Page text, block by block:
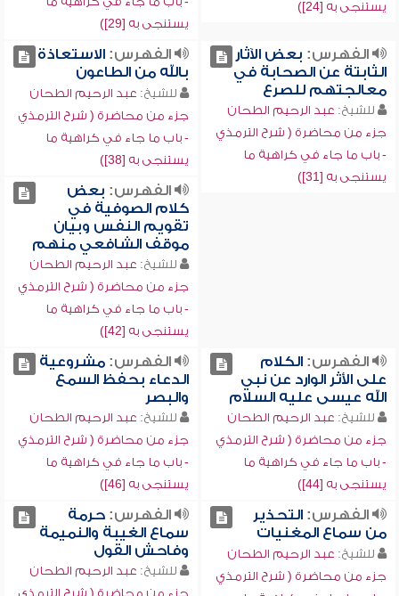
يستنجى به [24])
يستنجى به [29])
الفهرس: بعض الآثار
الثابتة عن الصحابة في
معالجتهم للصرع
للشيخ: عبد الرحيم الطحان
جزء من محاضرة ( شرح الترمذي
- باب ما جاء في كراهية ما
يستنجى به [31])
الفهرس:الاستعاذة
بالله من الطاعون
للشيخ: عبد الرحيم الطحان
جزء من محاضرة ( شرح الترمذي
- باب ما جاء في كراهية ما
يستنجى به [38])
الفهرس: بعض
كلام الصوفية في
تقويم النفس وبيان
موقف الشافعي منهم
للشيخ: عبد الرحيم الطحان
جزء من محاضرة ( شرح الترمذي
- باب ما جاء في كراهية ما
يستنجى به [42])
الفهرس:الكلام
على الأثر الوارد عن نبي
الله عيسى عليه السلام
للشيخ: عبد الرحيم الطحان
جزء من محاضرة ( شرح الترمذي
- باب ما جاء في كراهية ما
يستنجى به [44])
الفهرس:مشروعية
الدعاء بحفظ السمع
والبصر
للشيخ: عبد الرحيم الطحان
جزء من محاضرة ( شرح الترمذي
- باب ما جاء في كراهية ما
يستنجى به [46])
الفهرس:التحذير
من سماع المغنيات
للشيخ: عبد الرحيم الطحان
جزء من محاضرة ( شرح الترمذي
الفهرس:حرمة
سماع الغيبة والنميمة
وفاحش القول
للشيخ: عبد الرحيم الطحان
جزء من محاضرة ( شرح الترمذي